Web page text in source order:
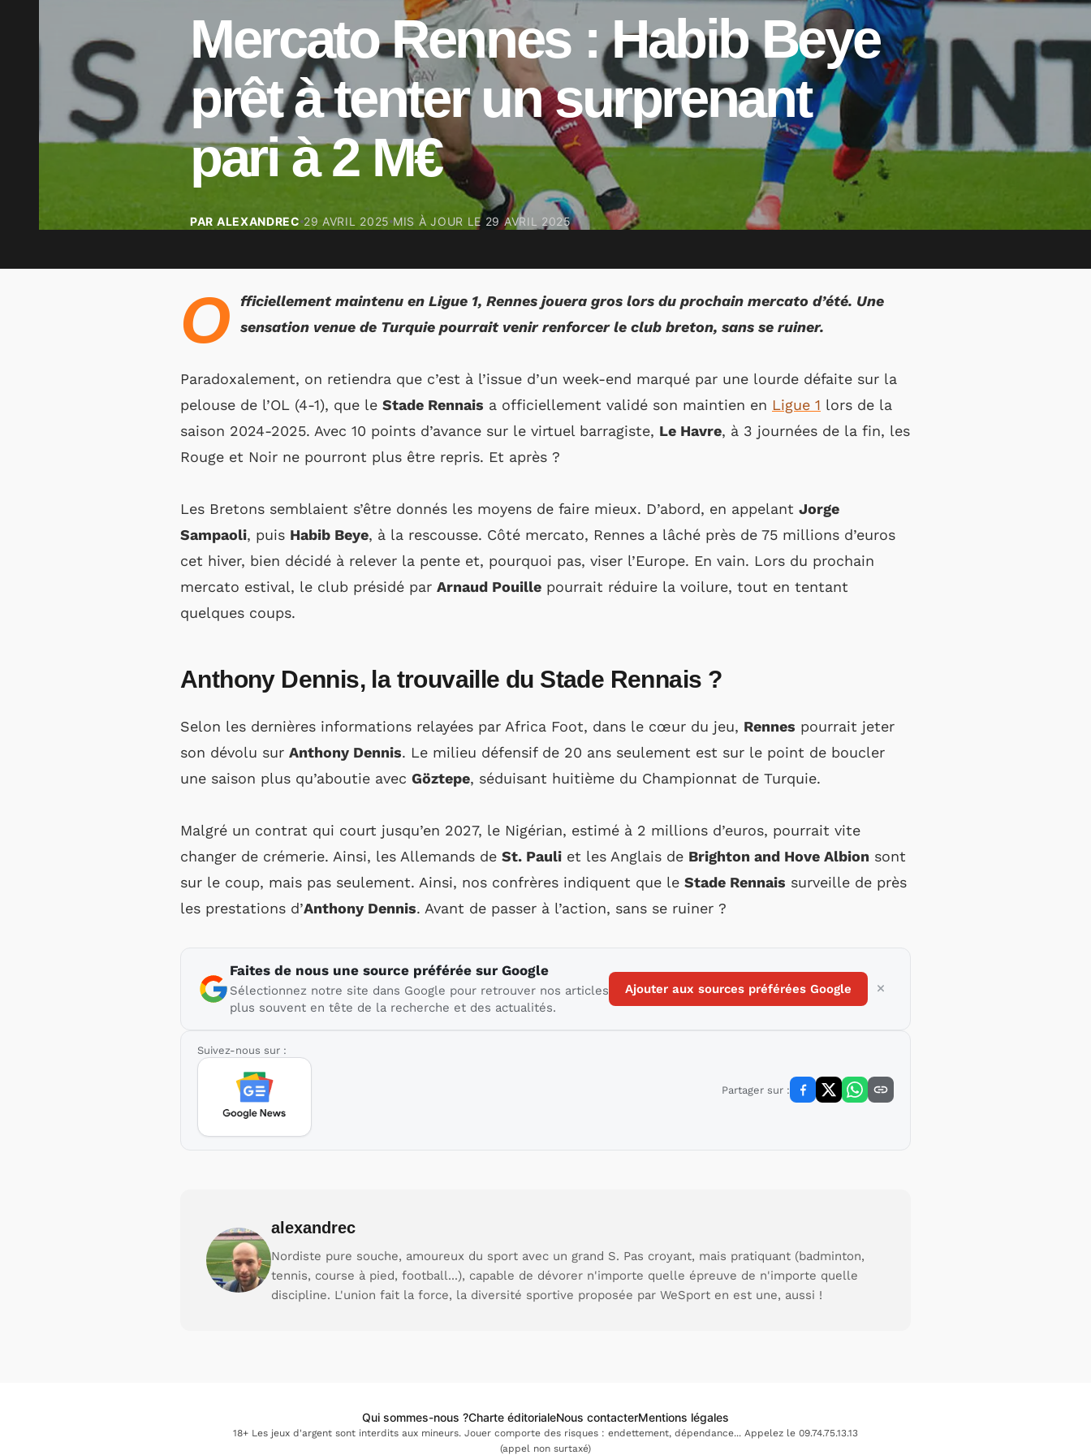
Mercato Rennes : Habib Beye
prêt à tenter un surprenant
pari à 2 M€
PAR ALEXANDREC 29 AVRIL 2025 MIS À JOUR LE 29 AVRIL 2025
O
fficiellement maintenu en Ligue 1, Rennes jouera gros lors du prochain mercato d’été. Une
sensation venue de Turquie pourrait venir renforcer le club breton, sans se ruiner.
Paradoxalement, on retiendra que c’est à l’issue d’un week-end marqué par une lourde défaite sur la
pelouse de l’OL (4-1), que le Stade Rennais a officiellement validé son maintien en Ligue 1 lors de la
saison 2024-2025. Avec 10 points d’avance sur le virtuel barragiste, Le Havre, à 3 journées de la fin, les
Rouge et Noir ne pourront plus être repris. Et après ?
Les Bretons semblaient s’être donnés les moyens de faire mieux. D’abord, en appelant Jorge
Sampaoli, puis Habib Beye, à la rescousse. Côté mercato, Rennes a lâché près de 75 millions d’euros
cet hiver, bien décidé à relever la pente et, pourquoi pas, viser l’Europe. En vain. Lors du prochain
mercato estival, le club présidé par Arnaud Pouille pourrait réduire la voilure, tout en tentant
quelques coups.
Anthony Dennis, la trouvaille du Stade Rennais ?
Selon les dernières informations relayées par Africa Foot, dans le cœur du jeu, Rennes pourrait jeter
son dévolu sur Anthony Dennis. Le milieu défensif de 20 ans seulement est sur le point de boucler
une saison plus qu’aboutie avec Göztepe, séduisant huitième du Championnat de Turquie.
Malgré un contrat qui court jusqu’en 2027, le Nigérian, estimé à 2 millions d’euros, pourrait vite
changer de crémerie. Ainsi, les Allemands de St. Pauli et les Anglais de Brighton and Hove Albion sont
sur le coup, mais pas seulement. Ainsi, nos confrères indiquent que le Stade Rennais surveille de près
les prestations d’Anthony Dennis. Avant de passer à l’action, sans se ruiner ?
Faites de nous une source préférée sur Google
Sélectionnez notre site dans Google pour retrouver nos articles
plus souvent en tête de la recherche et des actualités.
Ajouter aux sources préférées Google
Suivez-nous sur :
Partager sur :
alexandrec
Nordiste pure souche, amoureux du sport avec un grand S. Pas croyant, mais pratiquant (badminton,
tennis, course à pied, football...), capable de dévorer n'importe quelle épreuve de n'importe quelle
discipline. L'union fait la force, la diversité sportive proposée par WeSport en est une, aussi !
Qui sommes-nous ?Charte éditorialeNous contacterMentions légales
18+ Les jeux d'argent sont interdits aux mineurs. Jouer comporte des risques : endettement, dépendance... Appelez le 09.74.75.13.13
(appel non surtaxé)